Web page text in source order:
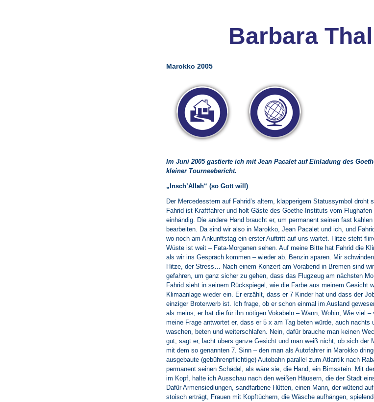
Barbara
Marokko 2005
Im Juni 2005 gastierte ich mit Jean Pacalet auf Einladung des
kleiner Tourneebericht.
„Insch’Allah“ (so Gott will)
Der Mercedesstern auf Fahrid’s altem, klapperigem Statussymbol
Fahrid ist Kraftfahrer und holt Gäste des Goethe-Instituts vom
einhändig. Die andere Hand braucht er, um permanent seinen fast
bearbeiten. Da sind wir also in Marokko, Jean Pacalet und ich, und
wo noch am Ankunftstag ein erster Auftritt auf uns wartet. Hitze steht
Wüste ist weit – Fata-Morganen sehen. Auf meine Bitte hat Fahrid die
als wir ins Gespräch kommen – wieder ab. Benzin sparen. Mir
Hitze, der Stress… Nach einem Konzert am Vorabend in Bremen sind
gefahren, um ganz sicher zu gehen, dass das Flugzeug am nächsten
Fahrid sieht in seinem Rückspiegel, wie die Farbe aus meinem Gesicht
Klimaanlage wieder ein. Er erzählt, dass er 7 Kinder hat und dass der
einziger Broterwerb ist. Ich frage, ob er schon einmal im Ausland
als meins, er hat die für ihn nötigen Vokabeln – Wann, Wohin, Wie viel –
meine Frage antwortet er, dass er 5 x am Tag beten würde, auch nachts
waschen, beten und weiterschlafen. Nein, dafür brauche man keinen
gut, sagt er, lacht übers ganze Gesicht und man weiß nicht, ob sich der
mit dem so genannten 7. Sinn – den man als Autofahrer in Marokko
ausgebaute (gebührenpflichtige) Autobahn parallel zum Atlantik nach
permanent seinen Schädel, als wäre sie, die Hand, ein Bimsstein. Mit
im Kopf, halte ich Ausschau nach den weißen Häusern, die der Stadt
Dafür Armensiedlungen, sandfarbene Hütten, einen Mann, der wütend
stoisch erträgt, Frauen mit Kopftüchern, die Wäsche aufhängen,